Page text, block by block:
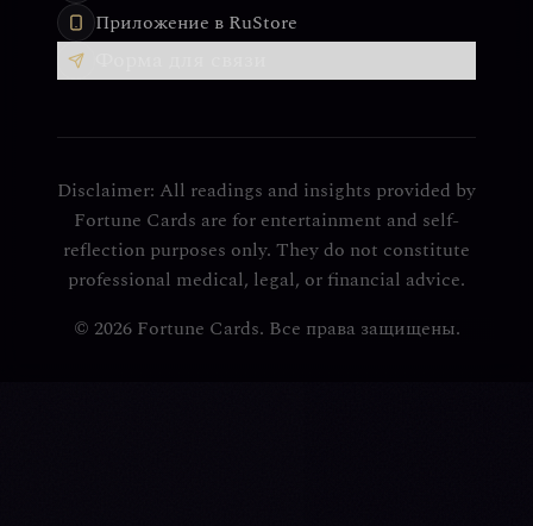
Приложение в RuStore
Disclaimer: All readings and insights provided by
Fortune Cards are for entertainment and self-
reflection purposes only. They do not constitute
professional medical, legal, or financial advice.
© 2026 Fortune Cards. Все права защищены.